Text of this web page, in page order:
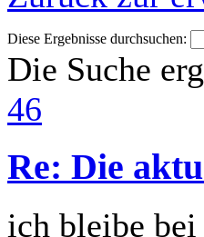
Diese Ergebnisse durchsuchen:
Die Suche
46
Re: Die
ich bleibe